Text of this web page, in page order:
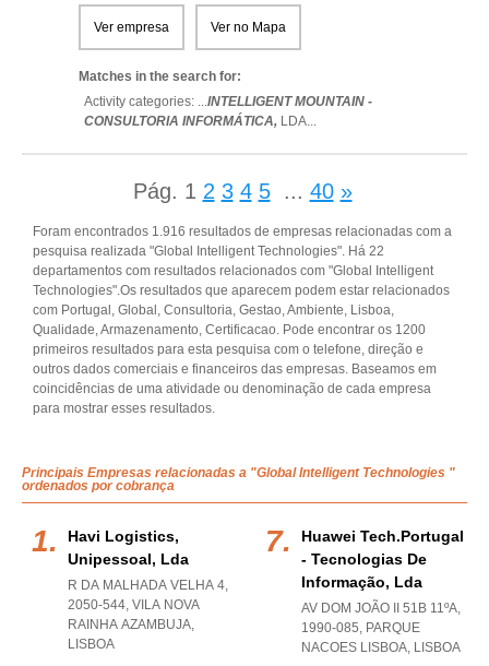
Ver empresa Ver no Mapa
Matches in the search for:
Activity categories: ...INTELLIGENT MOUNTAIN -
CONSULTORIA INFORMÁTICA, LDA...
Pág. 1 2 3 4 5 ... 40 »
Foram encontrados 1.916 resultados de empresas relacionadas com a
pesquisa realizada "Global Intelligent Technologies". Há 22
departamentos com resultados relacionados com "Global Intelligent
Technologies".Os resultados que aparecem podem estar relacionados
com Portugal, Global, Consultoria, Gestao, Ambiente, Lisboa,
Qualidade, Armazenamento, Certificacao. Pode encontrar os 1200
primeiros resultados para esta pesquisa com o telefone, direção e
outros dados comerciais e financeiros das empresas. Baseamos em
coincidências de uma atividade ou denominação de cada empresa
para mostrar esses resultados.
Principais Empresas relacionadas a "Global Intelligent Technologies "
ordenados por cobrança
Havi Logistics,
Unipessoal, Lda
R DA MALHADA VELHA 4,
2050-544, VILA NOVA
RAINHA AZAMBUJA,
LISBOA
Huawei Tech.portugal
- Tecnologias De
Informação, Lda
AV DOM JOÃO II 51B 11ºA,
1990-085, PARQUE
NACOES LISBOA, LISBOA